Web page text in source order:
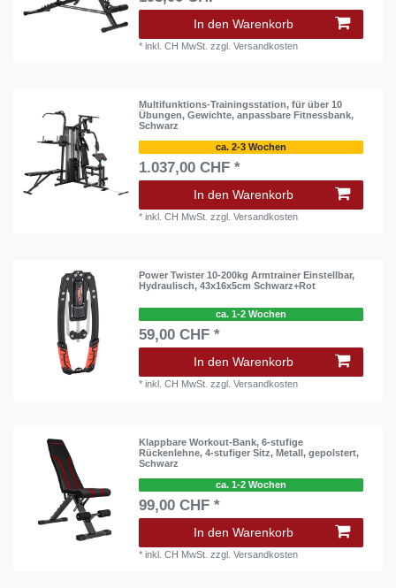
In den Warenkorb
*inkl. CH MwSt. zzgl.Versandkosten
Multifunktions-Trainingsstation, für über 10
Übungen, Gewichte, anpassbare Fitnessbank,
Schwarz
ca. 2-3 Wochen
1.037,00 CHF *
In den Warenkorb
*inkl. CH MwSt. zzgl.Versandkosten
Power Twister 10-200kg Armtrainer Einstellbar,
Hydraulisch, 43x16x5cm Schwarz+Rot
ca. 1-2 Wochen
59,00 CHF *
In den Warenkorb
*inkl. CH MwSt. zzgl.Versandkosten
Klappbare Workout-Bank, 6-stufige
Rückenlehne, 4-stufiger Sitz, Metall, gepolstert,
Schwarz
ca. 1-2 Wochen
99,00 CHF *
In den Warenkorb
*inkl. CH MwSt. zzgl.Versandkosten